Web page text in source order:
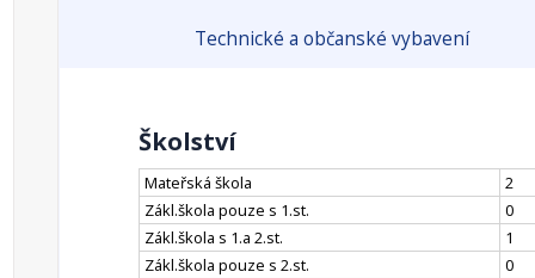
Technické a občanské vybavení
Školství
Mateřská škola
2
Zákl.škola pouze s 1.st.
0
Zákl.škola s 1.a 2.st.
1
Zákl.škola pouze s 2.st.
0